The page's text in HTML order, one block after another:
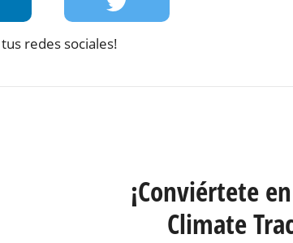
redes sociales!
¡Conviértete
Climate